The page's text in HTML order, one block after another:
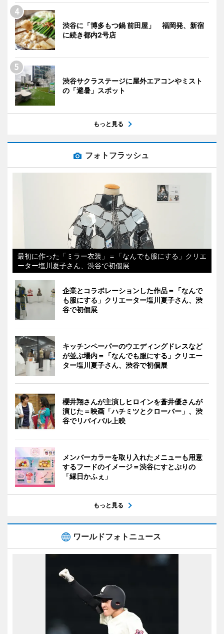
渋谷に「博多もつ鍋 前田屋」 福岡発、新宿
に続き都内2号店
渋谷サクラステージに屋外エアコンやミスト
の「避暑」スポット
もっと見る
フォトフラッシュ
最初に作った「ミラー衣装」＝「なんでも服にする」クリエ
ーター塩川夏子さん、渋谷で初個展
企業とコラボレーションした作品＝「なんで
も服にする」クリエーター塩川夏子さん、渋
谷で初個展
キッチンペーパーのウエディングドレスなど
が並ぶ場内＝「なんでも服にする」クリエー
ター塩川夏子さん、渋谷で初個展
櫻井翔さんが主演しヒロインを蒼井優さんが
演じた＝映画「ハチミツとクローバー」、渋
谷でリバイバル上映
メンバーカラーを取り入れたメニューも用意
するフードのイメージ＝渋谷にすとぷりの
「縁日かふぇ」
もっと見る
ワールドフォトニュース